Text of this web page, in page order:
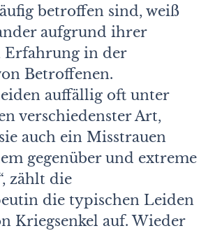
betroffen sind, weiß
aufgrund ihrer
Erfahrung in der
Betroffenen.
auffällig oft unter
verschiedenster Art,
auch ein Misstrauen
gegenüber und extreme
zählt die
die typischen Leiden
Kriegsenkel auf. Wieder